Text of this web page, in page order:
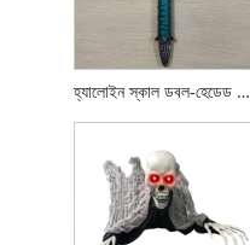
হ্যালোইন স্কাল ডবল-হেডেড উইপন্স প্রপ